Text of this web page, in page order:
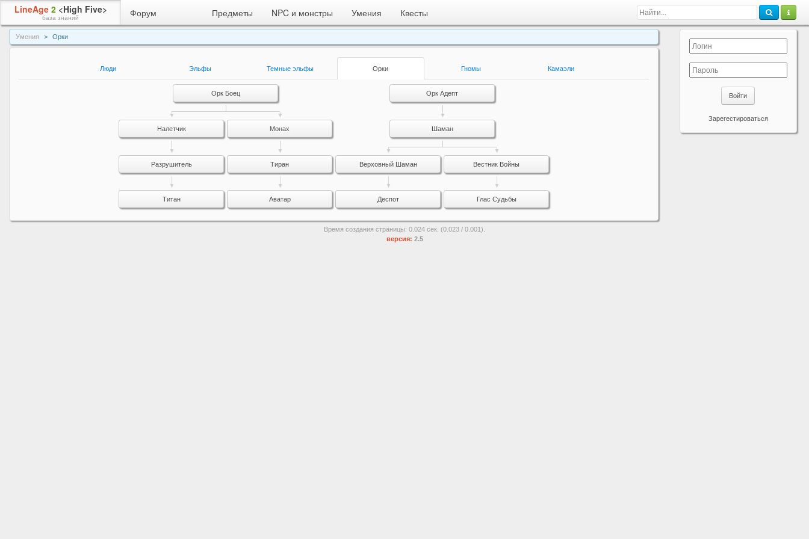
LineAge 2 <High Five>
база знаний Форум Предметы NPC и монстры Умения Квесты
Умения Орки
Люди Эльфы Темные эльфы Орки Гномы Камаэли
Орк Боец Орк Адепт
Налетчик Монах Шаман
Разрушитель Тиран Верховный Шаман Вестник Войны
Титан Аватар Деспот Глас Судьбы
Войти
Зарегестироваться
Время создания страницы: 0.024 сек. (0.023 / 0.001).
версия: 2.5